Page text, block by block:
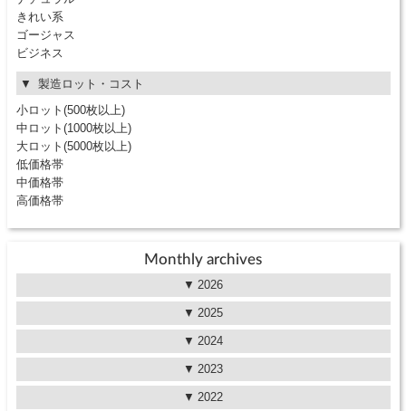
きれい系
ゴージャス
ビジネス
製造ロット・コスト
小ロット(500枚以上)
中ロット(1000枚以上)
大ロット(5000枚以上)
低価格帯
中価格帯
高価格帯
Monthly archives
2026
2025
2024
2023
2022